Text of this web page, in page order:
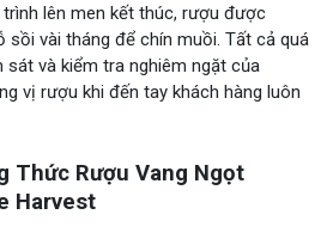
lên men kết thúc, rượu được
sồi vài tháng để chín muồi. Tất cả quá
và kiểm tra nghiêm ngặt của
vị rượu khi đến tay khách hàng luôn
Thức Rượu Vang Ngọt
Harvest